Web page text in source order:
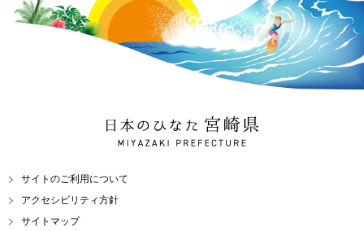
日本のひなた 宮崎県
MIYAZAKI PREFECTURE
サイトのご利用について
アクセシビリティ方針
サイトマップ